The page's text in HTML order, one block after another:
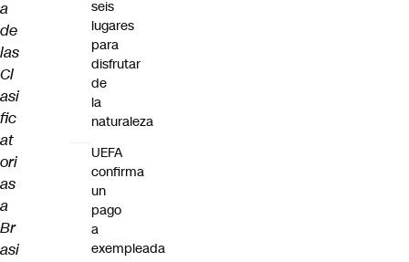
a
de
las
Cl
asi
fic
at
ori
as
a
Br
asi
seis
lugares
para
disfrutar
de
la
naturaleza
UEFA
confirma
un
pago
a
exempleada